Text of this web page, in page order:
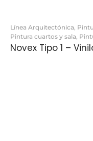
Línea Arquitectónica,
Pintura cuartos y sala,
Novex Tipo 1 –